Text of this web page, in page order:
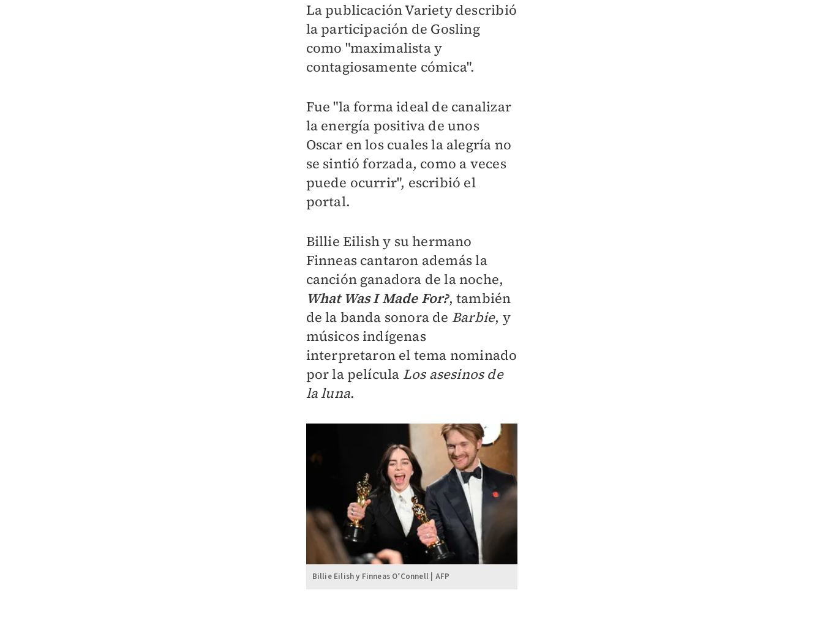
La publicación Variety describió
la participación de Gosling
como "maximalista y
contagiosamente cómica".
Fue "la forma ideal de canalizar
la energía positiva de unos
Oscar en los cuales la alegría no
se sintió forzada, como a veces
puede ocurrir", escribió el
portal.
Billie Eilish y su hermano
Finneas cantaron además la
canción ganadora de la noche,
What Was I Made For?, también
de la banda sonora de Barbie, y
músicos indígenas
interpretaron el tema nominado
por la película Los asesinos de
la luna.
Billie Eilish y Finneas O’Connell | AFP